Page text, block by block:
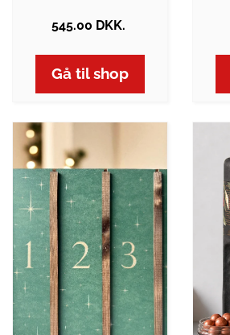
545.00 DKK.
Gå til shop